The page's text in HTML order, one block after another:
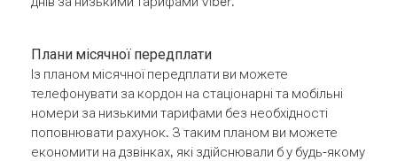
Плани місячної передплати
Із планом місячної передплати ви можете
телефонувати за кордон на стаціонарні та мобільні
номери за низькими тарифами без необхідності
поповнювати рахунок. З таким планом ви можете
економити на дзвінках, які здійснювали б у будь-якому